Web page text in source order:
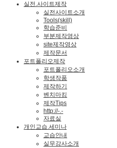
실전.사이트제작
실전사이트소개
Tools(skill)
학습준비
부분제작영상
site제작영상
제작문서
포트폴리오제작
포트폴리오소개
학생작품
제작하기
벤치마킹
제작Tips
http://-.-
자료실
개인교습.세미나
교습안내
실무강사소개